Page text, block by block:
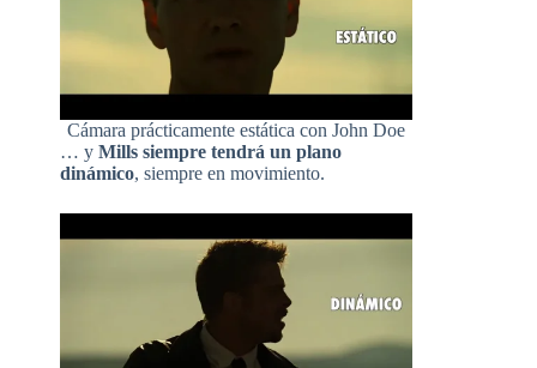
Cámara prácticamente estática con John Doe
… y Mills siempre tendrá un plano
dinámico, siempre en movimiento.